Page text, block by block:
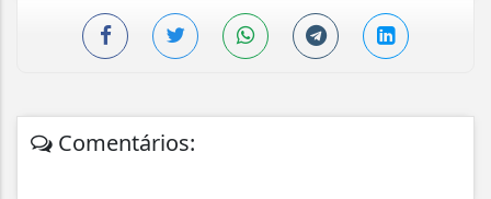
Comentários: